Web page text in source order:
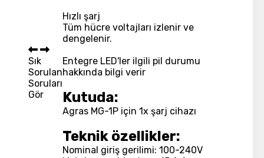
Sık
Sorulan
Soruları
Gör
Hızlı şarj
Tüm hücre voltajları izlenir ve
dengelenir.
Entegre LED'ler ilgili pil durumu
hakkında bilgi verir
Kutuda:
Agras MG-1P için 1x şarj cihazı
Teknik özellikler:
Nominal giriş gerilimi: 100-240V